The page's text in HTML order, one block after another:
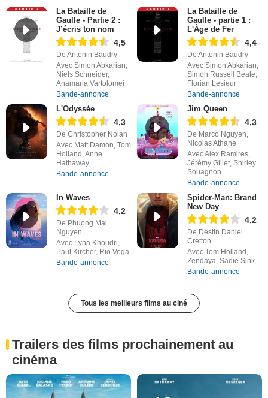
La Bataille de
Gaulle - Partie 2 :
J’écris ton nom
4,5
De Antonin Baudry
Avec Simon Abkarian,
Niels Schneider,
Anamaria Vartolomei
Bande-annonce
La Bataille de
Gaulle - partie 1 :
L'Âge de Fer
4,4
De Antonin Baudry
Avec Simon Abkarian,
Simon Russell Beale,
Florian Lesieur
Bande-annonce
L'Odyssée
4,3
De Christopher Nolan
Avec Matt Damon, Tom
Holland, Anne
Hathaway
Bande-annonce
Jim Queen
4,3
De Marco Nguyen,
Nicolas Athane
Avec Alex Ramires,
Jérémy Gillet, Shirley
Souagnon
Bande-annonce
In Waves
4,2
De Phuong Mai
Nguyen
Avec Lyna Khoudri,
Paul Kircher, Rio Vega
Bande-annonce
Spider-Man: Brand
New Day
4,2
De Destin Daniel
Cretton
Avec Tom Holland,
Zendaya, Sadie Sink
Bande-annonce
Tous les meilleurs films au ciné
Trailers des films prochainement au
cinéma